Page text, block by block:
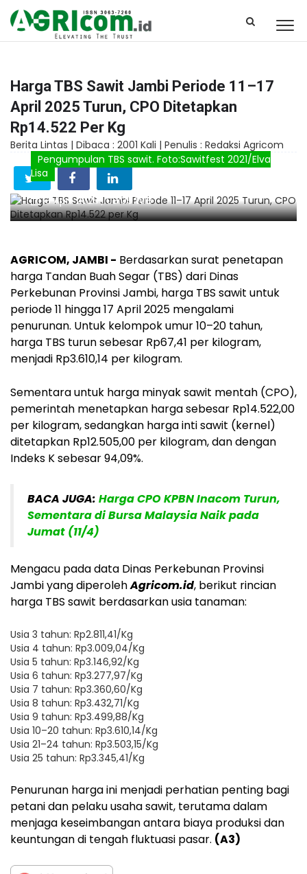
Harga TBS Sawit Jambi Periode 11–17
April 2025 Turun, CPO Ditetapkan
Rp14.522 Per Kg
Berita Lintas | Dibaca : 2001 Kali | Penulis : Redaksi Agricom
Pengumpulan TBS sawit. Foto:Sawitfest 2021/Elva
Lisa
13 April 2025 , 08:05 WIB
AGRICOM, JAMBI - Berdasarkan surat penetapan
harga Tandan Buah Segar (TBS) dari Dinas
Perkebunan Provinsi Jambi, harga TBS sawit untuk
periode 11 hingga 17 April 2025 mengalami
penurunan. Untuk kelompok umur 10–20 tahun,
harga TBS turun sebesar Rp67,41 per kilogram,
menjadi Rp3.610,14 per kilogram.
Sementara untuk harga minyak sawit mentah (CPO),
pemerintah menetapkan harga sebesar Rp14.522,00
per kilogram, sedangkan harga inti sawit (kernel)
ditetapkan Rp12.505,00 per kilogram, dan dengan
Indeks K sebesar 94,09%.
BACA JUGA: Harga CPO KPBN Inacom Turun,
Sementara di Bursa Malaysia Naik pada
Jumat (11/4)
Mengacu pada data Dinas Perkebunan Provinsi
Jambi yang diperolehAgricom.id, berikut rincian
harga TBS sawit berdasarkan usia tanaman:
Usia 3 tahun: Rp2.811,41/Kg
Usia 4 tahun: Rp3.009,04/Kg
Usia 5 tahun: Rp3.146,92/Kg
Usia 6 tahun: Rp3.277,97/Kg
Usia 7 tahun: Rp3.360,60/Kg
Usia 8 tahun: Rp3.432,71/Kg
Usia 9 tahun: Rp3.499,88/Kg
Usia 10–20 tahun: Rp3.610,14/Kg
Usia 21–24 tahun: Rp3.503,15/Kg
Usia 25 tahun: Rp3.345,41/Kg
Penurunan harga ini menjadi perhatian penting bagi
petani dan pelaku usaha sawit, terutama dalam
menjaga keseimbangan antara biaya produksi dan
keuntungan di tengah fluktuasi pasar. (A3)